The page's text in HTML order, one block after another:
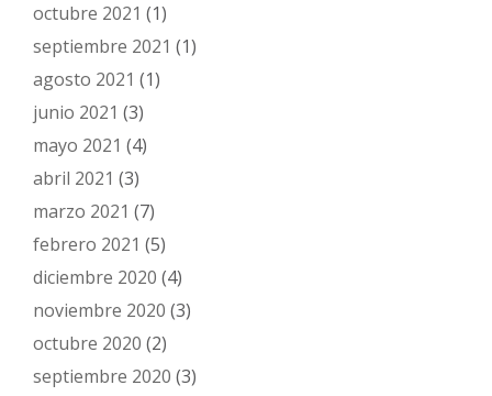
octubre 2021 (1)
septiembre 2021 (1)
agosto 2021 (1)
junio 2021 (3)
mayo 2021 (4)
abril 2021 (3)
marzo 2021 (7)
febrero 2021 (5)
diciembre 2020 (4)
noviembre 2020 (3)
octubre 2020 (2)
septiembre 2020 (3)